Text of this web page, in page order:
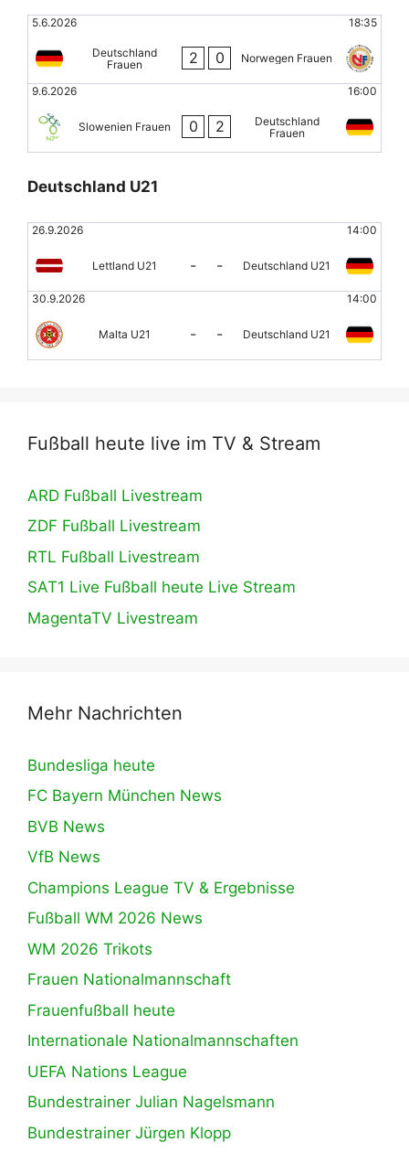
5.6.2026 18:35
Deutschland
Frauen
2 0 Norwegen Frauen
9.6.2026 16:00
Slowenien Frauen 0 2
Deutschland
Frauen
Deutschland U21
26.9.2026 14:00
Lettland U21 - - Deutschland U21
30.9.2026 14:00
Malta U21 - - Deutschland U21
Fußball heute live im TV & Stream
ARD Fußball Livestream
ZDF Fußball Livestream
RTL Fußball Livestream
SAT1 Live Fußball heute Live Stream
MagentaTV Livestream
Mehr Nachrichten
Bundesliga heute
FC Bayern München News
BVB News
VfB News
Champions League TV & Ergebnisse
Fußball WM 2026 News
WM 2026 Trikots
Frauen Nationalmannschaft
Frauenfußball heute
Internationale Nationalmannschaften
UEFA Nations League
Bundestrainer Julian Nagelsmann
Bundestrainer Jürgen Klopp